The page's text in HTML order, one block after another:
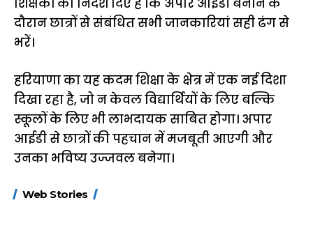
शिक्षकों को निर्देश दिए हैं कि अपार आईडी बनाने के
दौरान छात्रों से संबंधित सभी जानकारियां सही ढंग से
भरें।
हरियाणा का यह कदम शिक्षा के क्षेत्र में एक नई दिशा
दिखा रहा है, जो न केवल विद्यार्थियों के लिए बल्कि
स्कूलों के लिए भी लाभदायक साबित होगा। अपार
आईडी से छात्रों की पहचान में मजबूती आएगी और
उनका भविष्य उज्जवल बनेगा।
Web Stories
FASTag के ये नए